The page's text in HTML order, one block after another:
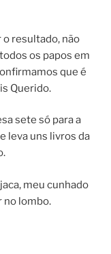
resultado, não
os papos em
que é
Querido.
sete só para a
leva uns livros da
meu cunhado
no lombo.